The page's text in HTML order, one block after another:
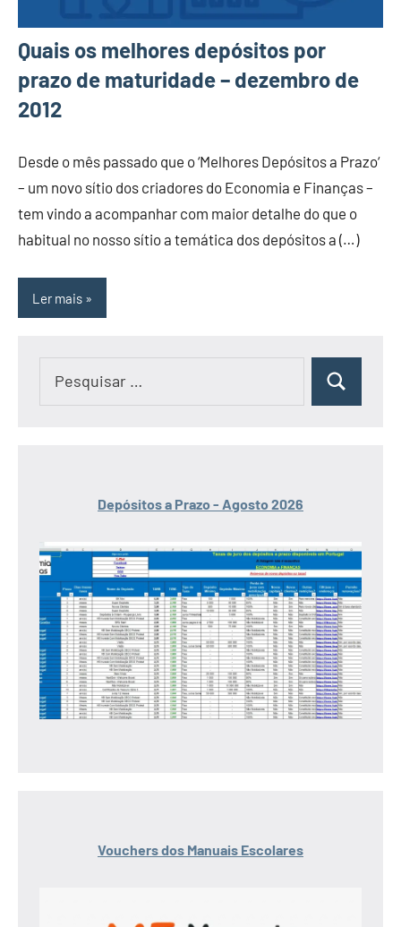
Quais os melhores depósitos por
prazo de maturidade – dezembro de
2012
Desde o mês passado que o ‘Melhores Depósitos a Prazo‘
– um novo sítio dos criadores do Economia e Finanças –
tem vindo a acompanhar com maior detalhe do que o
habitual no nosso sítio a temática dos depósitos a (…)
Ler mais
Pesquisar
Depósitos a Prazo - Agosto 2026
Vouchers dos Manuais Escolares